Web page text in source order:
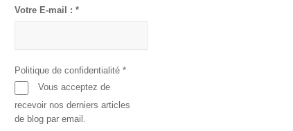
Votre E-mail : *
Politique de confidentialité *
Vous acceptez de
recevoir nos derniers articles
de blog par email.